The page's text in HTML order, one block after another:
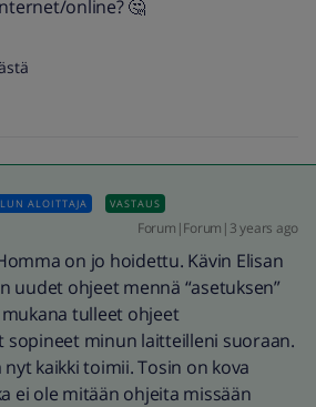
online? 🤔
ALOITTAJA VASTAUS
Forum|Forum|3 years ago
on jo hoidettu. Kävin Elisan
uudet ohjeet mennä “asetuksen”
tulleet ohjeet
sopineet minun laitteilleni suoraan.
kaikki toimii. Tosin on kova
ei ole mitään ohjeita missään